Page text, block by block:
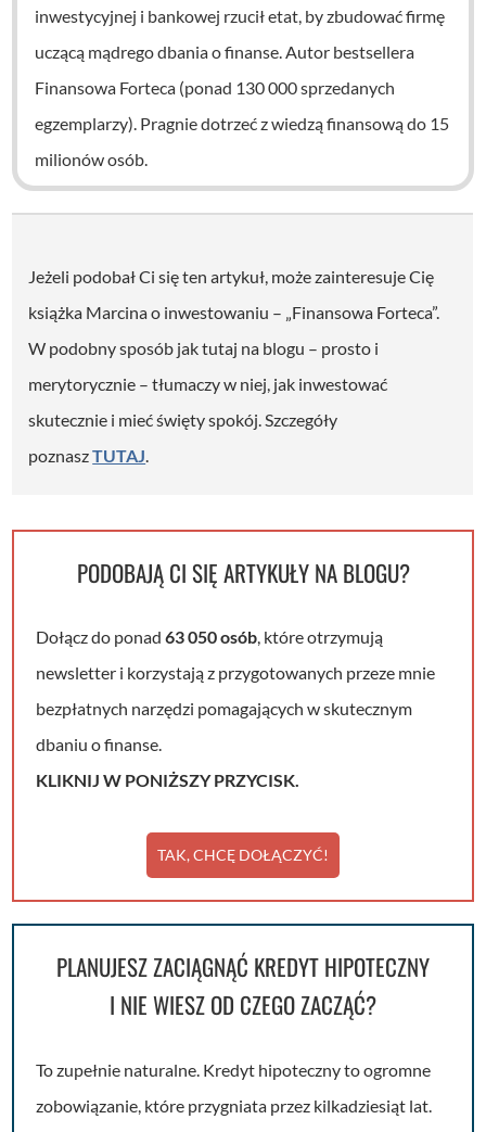
inwestycyjnej i bankowej rzucił etat, by zbudować firmę
uczącą mądrego dbania o finanse. Autor bestsellera
Finansowa Forteca (ponad 130 000 sprzedanych
egzemplarzy). Pragnie dotrzeć z wiedzą finansową do 15
milionów osób.
Jeżeli podobał Ci się ten artykuł, może zainteresuje Cię
książka Marcina o inwestowaniu – „Finansowa Forteca”.
W podobny sposób jak tutaj na blogu – prosto i
merytorycznie – tłumaczy w niej, jak inwestować
skutecznie i mieć święty spokój. Szczegóły
poznaszTUTAJ.
PODOBAJĄ CI SIĘ ARTYKUŁY NA BLOGU?
Dołącz do ponad63 050 osób, które otrzymują
newsletter i korzystają z przygotowanych przeze mnie
bezpłatnych narzędzi pomagających w skutecznym
dbaniu o finanse.
KLIKNIJ W PONIŻSZY PRZYCISK.
TAK, CHCĘ DOŁĄCZYĆ!
PLANUJESZ ZACIĄGNĄĆ KREDYT HIPOTECZNY
I NIE WIESZ OD CZEGO ZACZĄĆ?
To zupełnie naturalne. Kredyt hipoteczny to ogromne
zobowiązanie, które przygniata przez kilkadziesiąt lat.